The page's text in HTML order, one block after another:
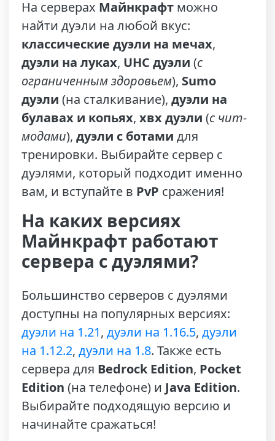
На серверах Майнкрафт можно
найти дуэли на любой вкус:
классические дуэли на мечах,
дуэли на луках, UHC дуэли (с
ограниченным здоровьем), Sumo
дуэли (на сталкивание), дуэли на
булавах и копьях, хвх дуэли (с чит-
модами), дуэли с ботами для
тренировки. Выбирайте сервер с
дуэлями, который подходит именно
вам, и вступайте в PvP сражения!
На каких версиях
Майнкрафт работают
сервера с дуэлями?
Большинство серверов с дуэлями
доступны на популярных версиях:
дуэли на 1.21, дуэли на 1.16.5, дуэли
на 1.12.2, дуэли на 1.8. Также есть
сервера для Bedrock Edition, Pocket
Edition (на телефоне) и Java Edition.
Выбирайте подходящую версию и
начинайте сражаться!